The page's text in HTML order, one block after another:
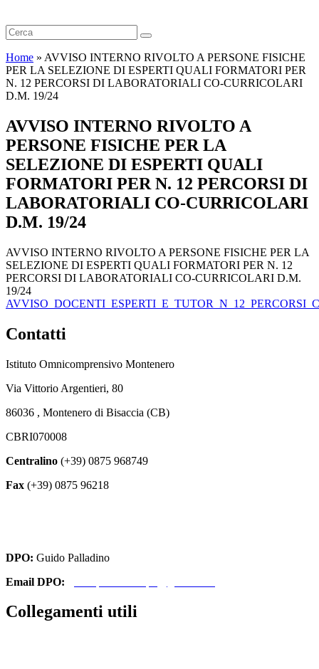
Home » AVVISO INTERNO RIVOLTO A PERSONE FISICHE
PER LA SELEZIONE DI ESPERTI QUALI FORMATORI PER
N. 12 PERCORSI DI LABORATORIALI CO-CURRICOLARI
D.M. 19/24
AVVISO INTERNO RIVOLTO A
PERSONE FISICHE PER LA
SELEZIONE DI ESPERTI QUALI
FORMATORI PER N. 12 PERCORSI DI
LABORATORIALI CO-CURRICOLARI
D.M. 19/24
AVVISO INTERNO RIVOLTO A PERSONE FISICHE PER LA
SELEZIONE DI ESPERTI QUALI FORMATORI PER N. 12
PERCORSI DI LABORATORIALI CO-CURRICOLARI D.M.
19/24
Contatti
Istituto Omnicomprensivo Montenero
Via Vittorio Argentieri, 80
86036 , Montenero di Bisaccia (CB)
CBRI070008
Centralino (+39) 0875 968749
Fax (+39) 0875 96218
DPO: Guido Palladino
Email DPO:
Collegamenti utili